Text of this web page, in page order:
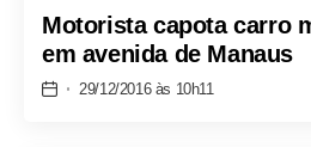
Motorista capota carro
em avenida de Manaus
29/12/2016 às 10h11